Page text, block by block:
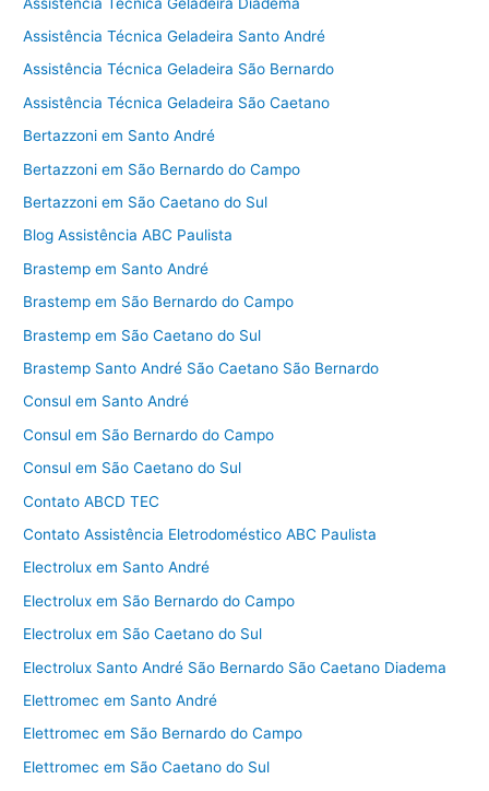
Assistência Técnica Geladeira Santo André
Assistência Técnica Geladeira São Bernardo
Assistência Técnica Geladeira São Caetano
Bertazzoni em Santo André
Bertazzoni em São Bernardo do Campo
Bertazzoni em São Caetano do Sul
Blog Assistência ABC Paulista
Brastemp em Santo André
Brastemp em São Bernardo do Campo
Brastemp em São Caetano do Sul
Brastemp Santo André São Caetano São Bernardo
Consul em Santo André
Consul em São Bernardo do Campo
Consul em São Caetano do Sul
Contato ABCD TEC
Contato Assistência Eletrodoméstico ABC Paulista
Electrolux em Santo André
Electrolux em São Bernardo do Campo
Electrolux em São Caetano do Sul
Electrolux Santo André São Bernardo São Caetano Diadema
Elettromec em Santo André
Elettromec em São Bernardo do Campo
Elettromec em São Caetano do Sul